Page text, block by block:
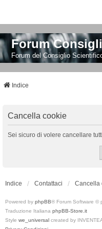
Forum
Forum del Consiglio
Indice
Cancella cookie
Sei sicuro di volere cancellare
Indice Contattaci Cancella
Powered by phpBB® Forum Software ©
Traduzione Italiana phpBB-Store.it
Style we_universal created by